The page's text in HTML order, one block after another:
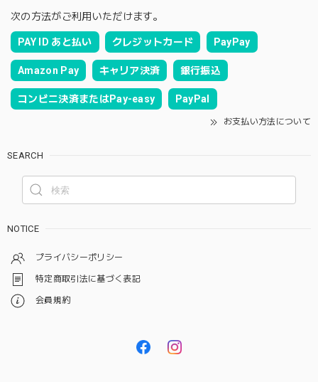
次の方法がご利用いただけます。
PAY ID あと払い クレジットカード PayPay
Amazon Pay キャリア決済 銀行振込
コンビニ決済またはPay-easy PayPal
お支払い方法について
SEARCH
NOTICE
プライバシーポリシー
特定商取引法に基づく表記
会員規約